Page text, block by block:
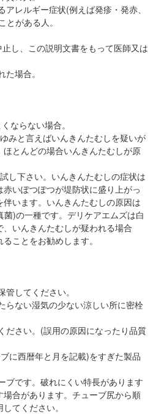
レルギー症状(例えば発疹・発赤、
がある人。
し、この説明文書をもって医師又は
場合。
ならない場合。
みと言えばいんきんたむしを疑いが
とんどの場合いんきんたむしが原
し下さい。いんきんたむしの症状は
いぽつぽつが堤防状に盛り上がっ
います。いんきんたむしの原因は
)の一種です。デリケアエムズは白
いんきんたむしが疑われる場合
ことをお勧めします。
してください。
らない湿気の少ない涼しい所に密栓
ださい。(誤用の原因になったり品質
に西暦年と月を記載)をすぎた製品
ブです。破れにくい特長があります
合があります。チューブ尻から順
てください。